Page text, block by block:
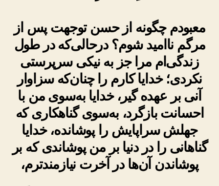
معبودم چگونه از حسن توجهت پس از
مرگم ناامید شوم؟ درحالی‌که در طول
زندگی‌ام مرا جز به نیکی سرپرستی
نکردی؛ خدایا کارم را چنان‌که سزاوار
آنی بر عهده گیر، خدایا به‌سوی من با
احسانت بازگرد، به‌سوی گناهکاری که
جهلش سراپایش را پوشانده، خدایا
گناهانی را در دنیا بر من پوشاندی که بر
پوشاندن آن‌ها در آخرت نیازمندترم،